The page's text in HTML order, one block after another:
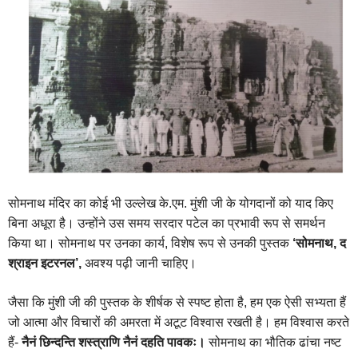
सोमनाथ मंदिर का कोई भी उल्लेख के.एम. मुंशी जी के योगदानों को याद किए
बिना अधूरा है। उन्होंने उस समय सरदार पटेल का प्रभावी रूप से समर्थन
किया था। सोमनाथ पर उनका कार्य, विशेष रूप से उनकी पुस्तक ‘सोमनाथ, द
श्राइन इटरनल’, अवश्य पढ़ी जानी चाहिए।
जैसा कि मुंशी जी की पुस्तक के शीर्षक से स्पष्ट होता है, हम एक ऐसी सभ्यता हैं
जो आत्मा और विचारों की अमरता में अटूट विश्वास रखती है। हम विश्वास करते
हैं-नैनं छिन्दन्ति शस्त्राणि नैनं दहति पावकः। सोमनाथ का भौतिक ढांचा नष्ट